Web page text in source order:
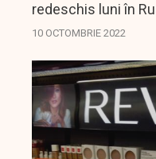
redeschis luni în
Beauté.
10 OCTOMBRIE 2022